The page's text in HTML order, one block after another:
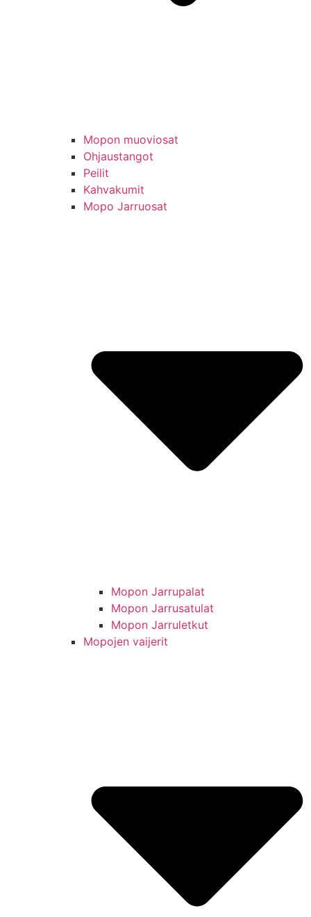
Mopon muoviosat
Ohjaustangot
Peilit
Kahvakumit
Mopo Jarruosat
Mopon Jarrupalat
Mopon Jarrusatulat
Mopon Jarruletkut
Mopojen vaijerit